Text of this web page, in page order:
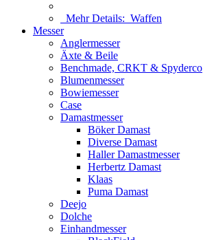
Mehr Details: Waffen
Messer
Anglermesser
Äxte & Beile
Benchmade, CRKT & Spyderco
Blumenmesser
Bowiemesser
Case
Damastmesser
Böker Damast
Diverse Damast
Haller Damastmesser
Herbertz Damast
Klaas
Puma Damast
Deejo
Dolche
Einhandmesser